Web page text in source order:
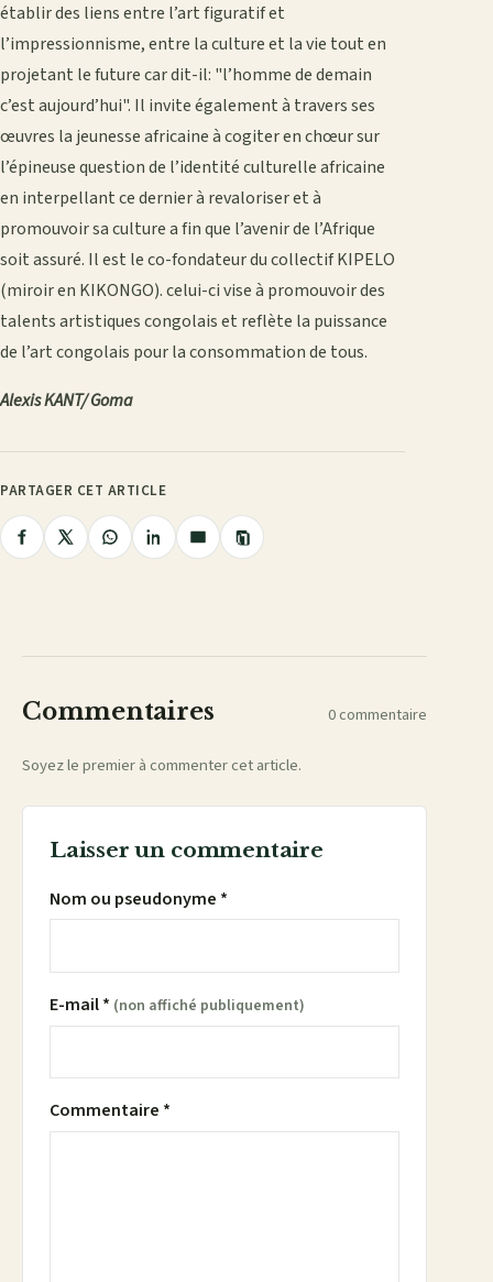
établir des liens entre l’art figuratif et
l’impressionnisme, entre la culture et la vie tout en
projetant le future car dit-il: "l’homme de demain
c’est aujourd’hui". Il invite également à travers ses
œuvres la jeunesse africaine à cogiter en chœur sur
l’épineuse question de l’identité culturelle africaine
en interpellant ce dernier à revaloriser et à
promouvoir sa culture a fin que l’avenir de l’Afrique
soit assuré. Il est le co-fondateur du collectif KIPELO
(miroir en KIKONGO). celui-ci vise à promouvoir des
talents artistiques congolais et reflète la puissance
de l’art congolais pour la consommation de tous.
Alexis KANT/ Goma
PARTAGER CET ARTICLE
PartagerPartagerPartagerPartagerPartager
Copier
le
Commentaires 0 commentaire
Soyez le premier à commenter cet article.
Laisser un commentaire
Nom ou pseudonyme *
E-mail * (non affiché publiquement)
Commentaire *